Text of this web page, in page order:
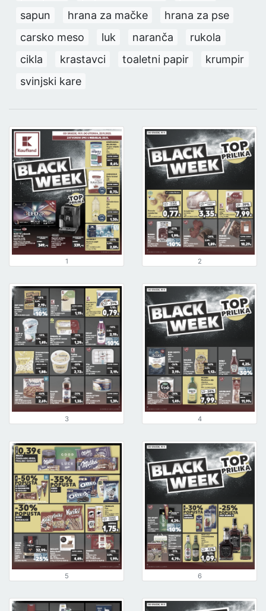
sapun
hrana za mačke
hrana za pse
carsko meso
luk naranča
rukola
cikla
krastavci toaletni papir
krumpir
svinjski kare
1 2
3 4
5 6